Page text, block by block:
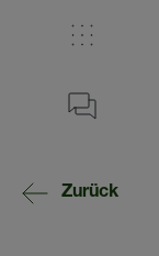
Zurück